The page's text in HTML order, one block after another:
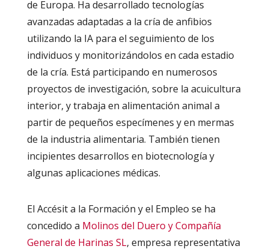
de Europa. Ha desarrollado tecnologías
avanzadas adaptadas a la cría de anfibios
utilizando la IA para el seguimiento de los
individuos y monitorizándolos en cada estadio
de la cría. Está participando en numerosos
proyectos de investigación, sobre la acuicultura
interior, y trabaja en alimentación animal a
partir de pequeños especímenes y en mermas
de la industria alimentaria. También tienen
incipientes desarrollos en biotecnología y
algunas aplicaciones médicas.
El Accésit a la Formación y el Empleo se ha
concedido a Molinos del Duero y Compañía
General de Harinas SL, empresa representativa